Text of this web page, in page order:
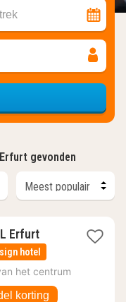
gevonden
Erfurt1
nacht
vanaf
€
110,25
hotel
het centrum
korting